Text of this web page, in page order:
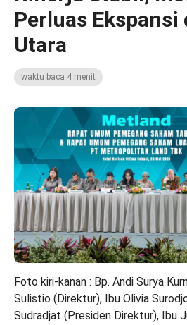
Perluas Ekspansi
Utara
waktu baca 4 menit
Foto kiri-kanan : Bp. Andi Surya
Sulistio (Direktur), Ibu Olivia
Sudradjat (Presiden Direktur), Ibu